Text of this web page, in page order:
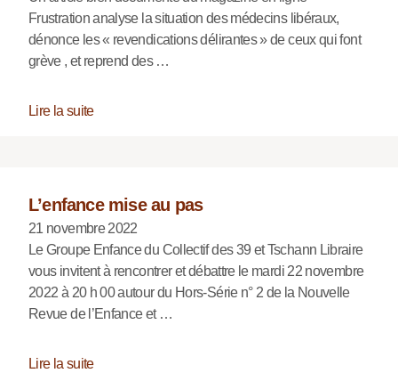
Frustration analyse la situation des médecins libéraux,
dénonce les « revendications délirantes » de ceux qui font
grève , et reprend des …
Lire la suite
L’enfance mise au pas
21 novembre 2022
Le Groupe Enfance du Collectif des 39 et Tschann Libraire
vous invitent à rencontrer et débattre le mardi 22 novembre
2022 à 20 h 00 autour du Hors-Série n° 2 de la Nouvelle
Revue de l’Enfance et …
Lire la suite